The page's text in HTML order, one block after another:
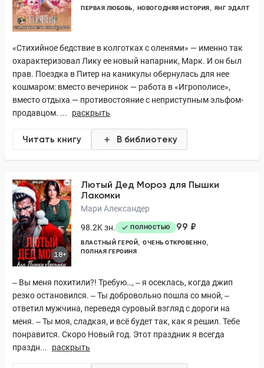
ПЕРВАЯ ЛЮБОВЬ НОВОГОДНЯЯ ИСТОРИЯ ЯНГ ЭДАЛТ
«Стихийное бедствие в колготках с оленями» — именно так
охарактеризовал Лику ее новый напарник, Марк. И он был
прав. Поездка в Питер на каникулы обернулась для нее
кошмаром: вместо вечеринок — работа в «Игрополисе»,
вместо отдыха — противостояние с неприступным эльфом-
продавцом. ...
раскрыть
Читать книгу В библиотеку
18+
Лютый Дед Мороз для Пышки
Лакомки
Мари Александер
98.2K зн.
ПОЛНОСТЬЮ 99 ₽
ВЛАСТНЫЙ ГЕРОЙ
ОЧЕНЬ ОТКРОВЕННО
ПОЛНАЯ ГЕРОИНЯ
‒ Вы меня похитили?! Требую…, ‒ я осеклась, когда джип
резко остановился. ‒ Ты добровольно пошла со мной, ‒
ответил мужчина, переведя суровый взгляд с дороги на
меня. ‒ Ты моя, сладкая, и всё будет так, как я решил. Тебе
понравится. Скоро Новый год. Этот праздник я всегда
праздн...
раскрыть